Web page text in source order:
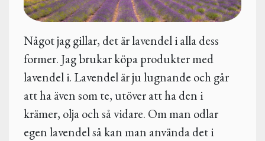
Något jag gillar, det är lavendel i alla dess
former. Jag brukar köpa produkter med
lavendel i. Lavendel är ju lugnande och går
att ha även som te, utöver att ha den i
krämer, olja och så vidare. Om man odlar
egen lavendel så kan man använda det i